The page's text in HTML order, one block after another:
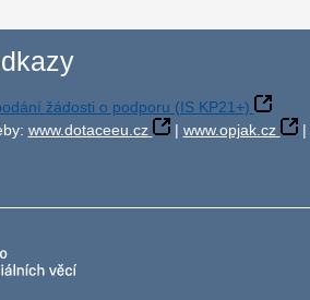
žádosti o podporu (IS KP21+)
www.dotaceeu.cz | www.opjak.cz |